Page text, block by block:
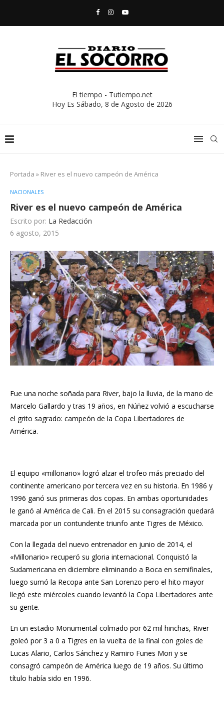
El tiempo - Tutiempo.net
Hoy Es Sábado, 8 de Agosto de 2026
Portada » River es el nuevo campeón de América
NACIONALES
River es el nuevo campeón de América
Escrito por: La Redacción
6 agosto, 2015
Fue una noche soñada para River, bajo la lluvia, de la mano de
Marcelo Gallardo y tras 19 años, en Núñez volvió a escucharse
el grito sagrado: campeón de la Copa Libertadores de
América.
El equipo «millonario» logró alzar el trofeo más preciado del
continente americano por tercera vez en su historia. En 1986 y
1996 ganó sus primeras dos copas. En ambas oportunidades
le ganó al América de Cali. En el 2015 su consagración quedará
marcada por un contundente triunfo ante Tigres de México.
Con la llegada del nuevo entrenador en junio de 2014, el
«Millonario» recuperó su gloria internacional. Conquistó la
Sudamericana en diciembre eliminando a Boca en semifinales,
luego sumó la Recopa ante San Lorenzo pero el hito mayor
llegó este miércoles cuando levantó la Copa Libertadores ante
su gente.
En un estadio Monumental colmado por 62 mil hinchas, River
goleó por 3 a 0 a Tigres en la vuelta de la final con goles de
Lucas Alario, Carlos Sánchez y Ramiro Funes Mori y se
consagró campeón de América luego de 19 años. Su último
título había sido en 1996.